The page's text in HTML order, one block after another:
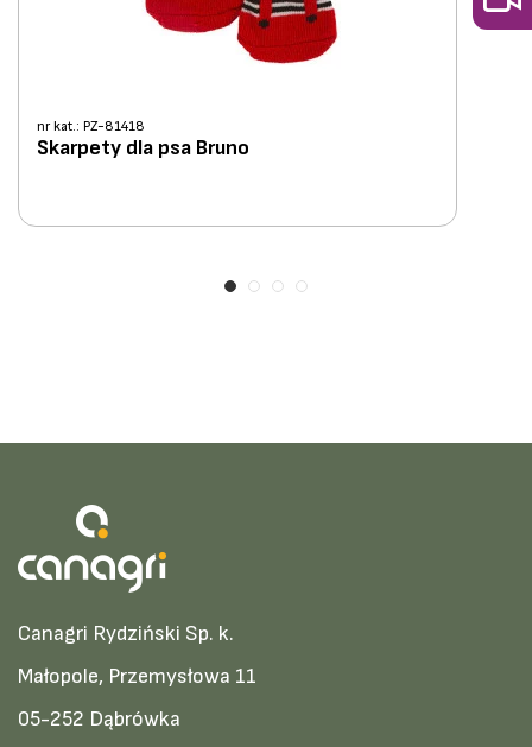
nr kat.: PZ-81418
Skarpety dla psa Bruno
Canagri Rydziński Sp. k.
Małopole, Przemysłowa 11
05-252 Dąbrówka